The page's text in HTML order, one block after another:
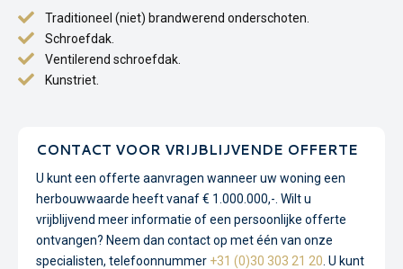
CONTACT VOOR VRIJBLIJVENDE OFFERTE
U kunt een offerte aanvragen wanneer uw woning een
herbouwwaarde heeft vanaf € 1.000.000,-. Wilt u
vrijblijvend meer informatie of een persoonlijke offerte
ontvangen? Neem dan contact op met één van onze
specialisten, telefoonnummer +31 (0)30 303 21 20 . U kunt
Traditioneel (niet) brandwerend onderschoten.
Schroefdak.
Ventilerend schroefdak.
Kunstriet.